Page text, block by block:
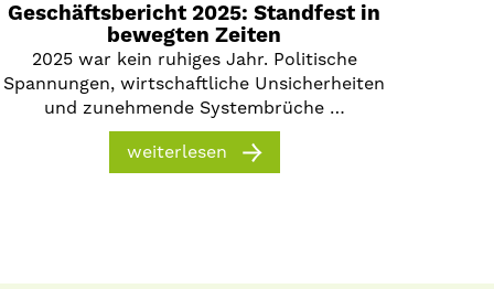
Geschäftsbericht 2025: Standfest in
bewegten Zeiten
2025 war kein ruhiges Jahr. Politische
Spannungen, wirtschaftliche Unsicherheiten
und zunehmende Systembrüche …
weiterlesen